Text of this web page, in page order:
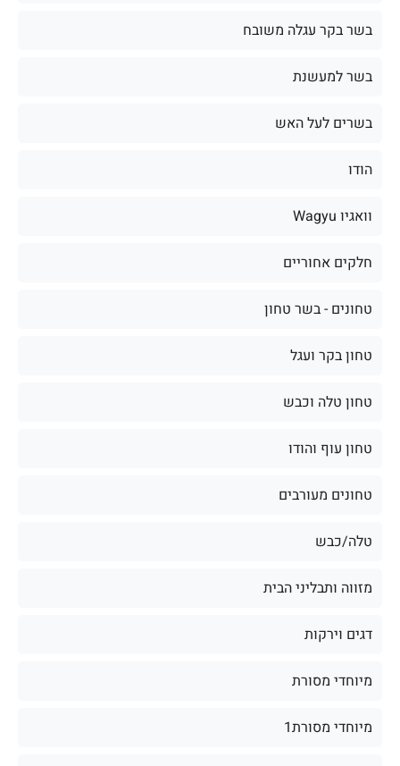
בשר בקר עגלה משובח
בשר למעשנת
בשרים לעל האש
הודו
וואגיו Wagyu
חלקים אחוריים
טחונים - בשר טחון
טחון בקר ועגל
טחון טלה וכבש
טחון עוף והודו
טחונים מעורבים
טלה/כבש
מזווה ותבליני הבית
דגים וירקות
מיוחדי מסורת
מיוחדי מסורת1